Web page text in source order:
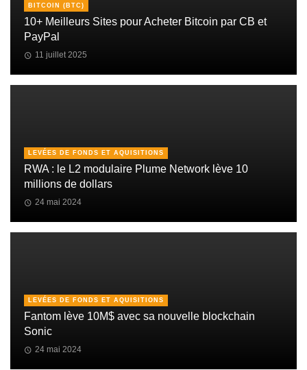
BITCOIN (BTC)
10+ Meilleurs Sites pour Acheter Bitcoin par CB et
PayPal
11 juillet 2025
LEVÉES DE FONDS ET AQUISITIONS
RWA : le L2 modulaire Plume Network lève 10
millions de dollars
24 mai 2024
LEVÉES DE FONDS ET AQUISITIONS
Fantom lève 10M$ avec sa nouvelle blockchain
Sonic
24 mai 2024